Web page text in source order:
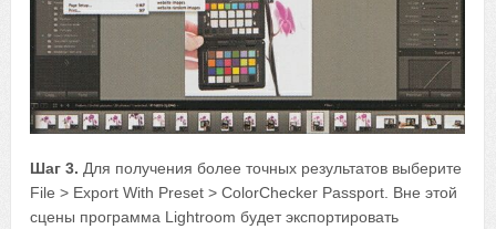
Шаг 3. Для получения более точных результатов выберите
File > Export With Preset > ColorChecker Passport. Вне этой
сцены программа Lightroom будет экспортировать